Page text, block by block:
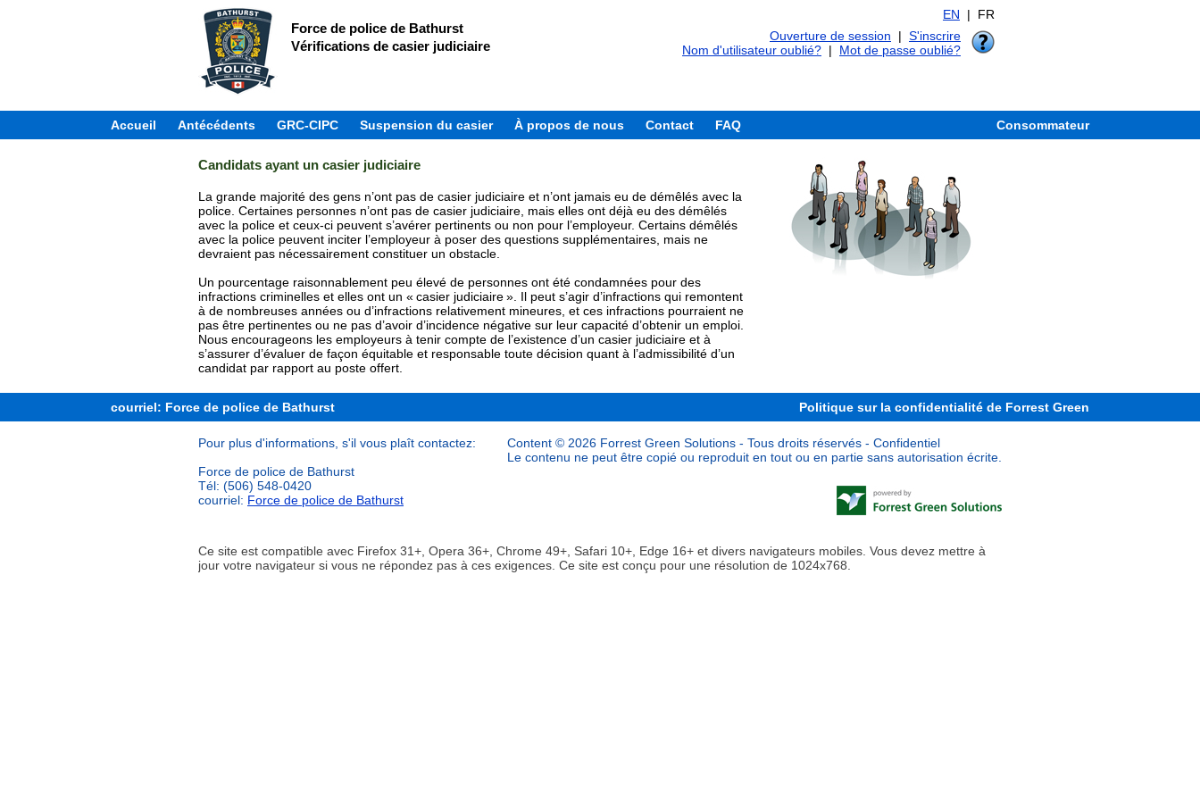
Force de police de Bathurst
Vérifications de casier judiciaire
EN | FR
Ouverture de session | S'inscrire
Nom d'utilisateur oublié? | Mot de passe oublié?
Accueil Antécédents GRC-CIPC Suspension du casier À propos de nous Contact FAQ Consommateur
Candidats ayant un casier judiciaire
La grande majorité des gens n’ont pas de casier judiciaire et n’ont jamais eu de démêlés avec la
police. Certaines personnes n’ont pas de casier judiciaire, mais elles ont déjà eu des démêlés
avec la police et ceux-ci peuvent s’avérer pertinents ou non pour l’employeur. Certains démêlés
avec la police peuvent inciter l’employeur à poser des questions supplémentaires, mais ne
devraient pas nécessairement constituer un obstacle.
Un pourcentage raisonnablement peu élevé de personnes ont été condamnées pour des
infractions criminelles et elles ont un « casier judiciaire ». Il peut s’agir d’infractions qui remontent
à de nombreuses années ou d’infractions relativement mineures, et ces infractions pourraient ne
pas être pertinentes ou ne pas d’avoir d’incidence négative sur leur capacité d’obtenir un emploi.
Nous encourageons les employeurs à tenir compte de l’existence d’un casier judiciaire et à
s’assurer d’évaluer de façon équitable et responsable toute décision quant à l’admissibilité d’un
candidat par rapport au poste offert.
courriel: Force de police de Bathurst Politique sur la confidentialité de Forrest Green
Pour plus d'informations, s'il vous plaît contactez:
Force de police de Bathurst
Tél: (506) 548-0420
courriel: Force de police de Bathurst
Content © 2026 Forrest Green Solutions - Tous droits réservés - Confidentiel
Le contenu ne peut être copié ou reproduit en tout ou en partie sans autorisation écrite.
Ce site est compatible avec Firefox 31+, Opera 36+, Chrome 49+, Safari 10+, Edge 16+ et divers navigateurs mobiles. Vous devez mettre à
jour votre navigateur si vous ne répondez pas à ces exigences. Ce site est conçu pour une résolution de 1024x768.